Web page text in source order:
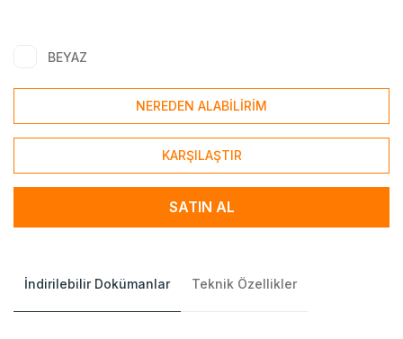
BEYAZ
NEREDEN ALABİLİRİM
KARŞILAŞTIR
SATIN AL
İndirilebilir Dokümanlar Teknik Özellikler